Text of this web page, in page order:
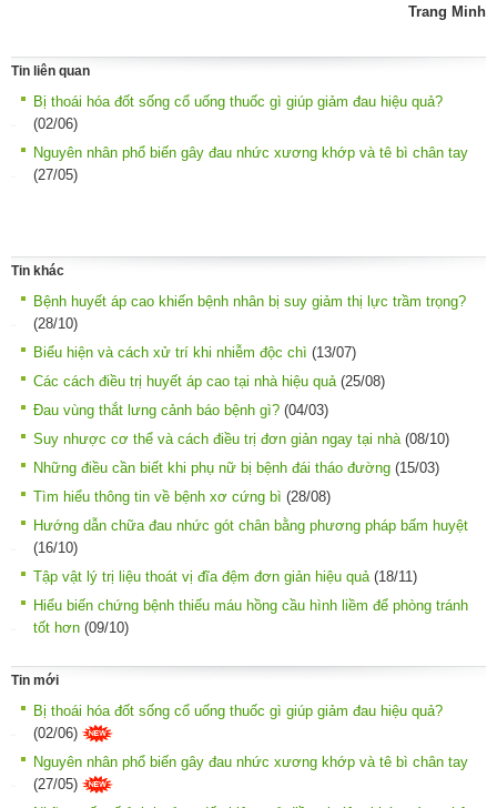
Trang Minh
Tin liên quan
Bị thoái hóa đốt sống cổ uống thuốc gì giúp giảm đau hiệu quả?
(02/06)
Nguyên nhân phổ biến gây đau nhức xương khớp và tê bì chân tay
(27/05)
Tin khác
Bệnh huyết áp cao khiến bệnh nhân bị suy giảm thị lực trầm trọng?
(28/10)
Biểu hiện và cách xử trí khi nhiễm độc chì (13/07)
Các cách điều trị huyết áp cao tại nhà hiệu quả(25/08)
Đau vùng thắt lưng cảnh báo bệnh gì? (04/03)
Suy nhược cơ thể và cách điều trị đơn giản ngay tại nhà(08/10)
Những điều cần biết khi phụ nữ bị bệnh đái tháo đường (15/03)
Tìm hiểu thông tin về bệnh xơ cứng bì (28/08)
Hướng dẫn chữa đau nhức gót chân bằng phương pháp bấm huyệt
(16/10)
Tập vật lý trị liệu thoát vị đĩa đệm đơn giản hiệu quả(18/11)
Hiểu biến chứng bệnh thiếu máu hồng cầu hình liềm để phòng tránh
tốt hơn (09/10)
Tin mới
Bị thoái hóa đốt sống cổ uống thuốc gì giúp giảm đau hiệu quả?
(02/06)
Nguyên nhân phổ biến gây đau nhức xương khớp và tê bì chân tay
(27/05)